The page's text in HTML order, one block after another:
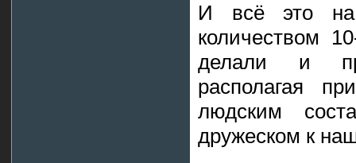
И всё это на
количеством
делали и
располагая
людским
дружеском к